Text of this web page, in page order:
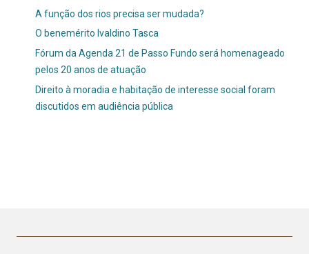
A função dos rios precisa ser mudada?
O benemérito Ivaldino Tasca
Fórum da Agenda 21 de Passo Fundo será homenageado
pelos 20 anos de atuação
Direito à moradia e habitação de interesse social foram
discutidos em audiência pública